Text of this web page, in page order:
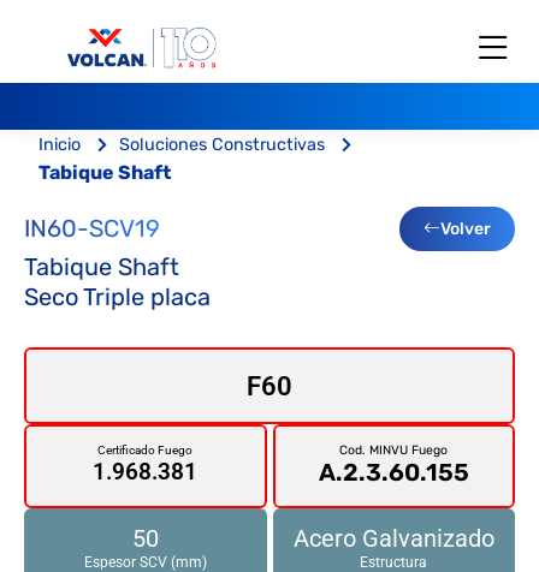
Inicio Soluciones Constructivas
Tabique Shaft
IN60-SCV19 Volver
Tabique Shaft
Seco Triple placa
F60
Certificado Fuego
1.968.381
Cod. MINVU Fuego
A.2.3.60.155
50
Espesor SCV (mm)
Acero Galvanizado
Estructura